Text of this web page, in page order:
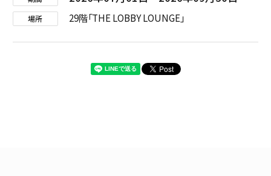
場所 29階「THE LOBBY LOUNGE」